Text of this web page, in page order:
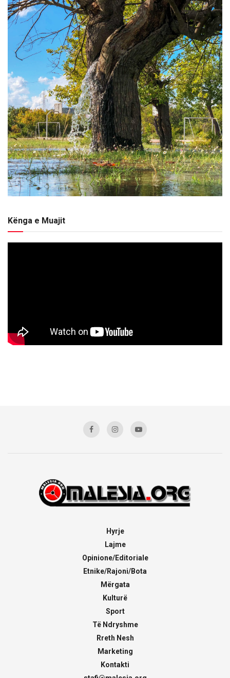
Kënga e Muajit
Hyrje
Lajme
Opinione/Editoriale
Etnike/Rajoni/Bota
Mërgata
Kulturë
Sport
Të Ndryshme
Rreth Nesh
Marketing
Kontakti